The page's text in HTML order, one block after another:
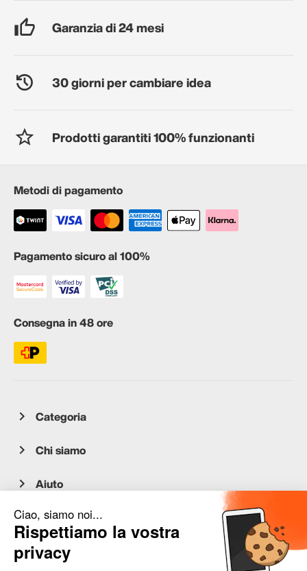
Garanzia di 24 mesi
30 giorni per cambiare idea
Prodotti garantiti 100% funzionanti
Metodi di pagamento
Pagamento sicuro al 100%
Consegna in 48 ore
Categoria
Chi siamo
Aiuto
Servizio clienti
occasion.migros.mobile@recommerce.com